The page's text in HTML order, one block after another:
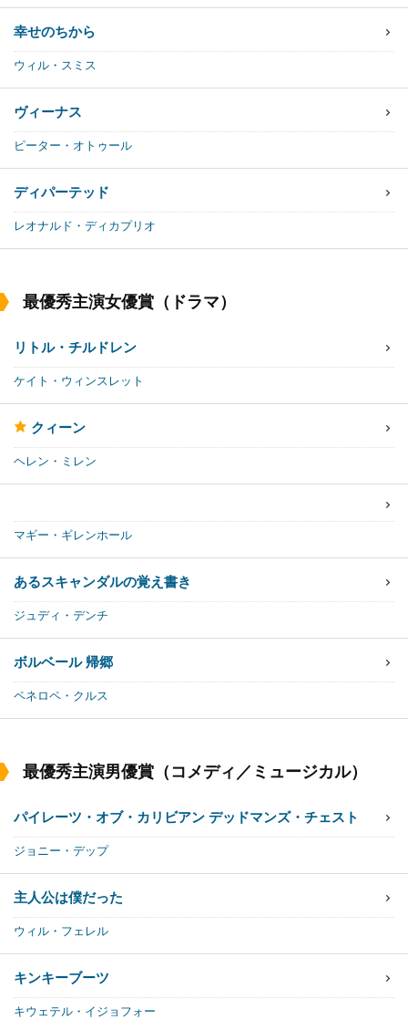
幸せのちから
ウィル・スミス
ヴィーナス
ピーター・オトゥール
ディパーテッド
レオナルド・ディカプリオ
最優秀主演女優賞（ドラマ）
リトル・チルドレン
ケイト・ウィンスレット
クィーン
ヘレン・ミレン
マギー・ギレンホール
あるスキャンダルの覚え書き
ジュディ・デンチ
ボルベール 帰郷
ペネロペ・クルス
最優秀主演男優賞（コメディ／ミュージカル）
パイレーツ・オブ・カリビアン デッドマンズ・チェスト
ジョニー・デップ
主人公は僕だった
ウィル・フェレル
キンキーブーツ
キウェテル・イジョフォー